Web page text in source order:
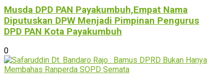
Musda DPD PAN Payakumbuh,Empat Nama
Diputuskan DPW Menjadi Pimpinan Pengurus
DPD PAN Kota Payakumbuh
0